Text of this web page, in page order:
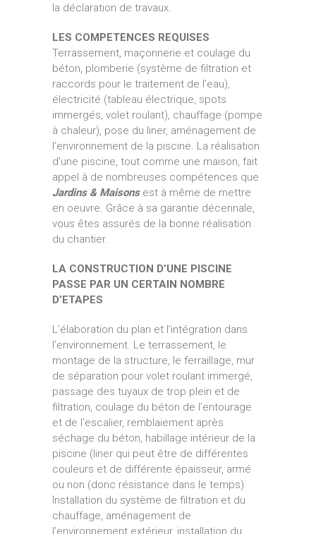
la déclaration de travaux.
LES COMPETENCES REQUISES
Terrassement, maçonnerie et coulage du
béton, plomberie (système de filtration et
raccords pour le traitement de l’eau),
électricité (tableau électrique, spots
immergés, volet roulant), chauffage (pompe
à chaleur), pose du liner, aménagement de
l’environnement de la piscine. La réalisation
d’une piscine, tout comme une maison, fait
appel à de nombreuses compétences que
Jardins & Maisonsest à même de mettre
en oeuvre. Grâce à sa garantie décennale,
vous êtes assurés de la bonne réalisation
du chantier.
LA CONSTRUCTION D’UNE PISCINE
PASSE PAR UN CERTAIN NOMBRE
D’ETAPES
L’élaboration du plan et l’intégration dans
l’environnement. Le terrassement, le
montage de la structure, le ferraillage, mur
de séparation pour volet roulant immergé,
passage des tuyaux de trop plein et de
filtration, coulage du béton de l’entourage
et de l’escalier, remblaiement après
séchage du béton, habillage intérieur de la
piscine (liner qui peut être de différentes
couleurs et de différente épaisseur, armé
ou non (donc résistance dans le temps).
Installation du système de filtration et du
chauffage, aménagement de